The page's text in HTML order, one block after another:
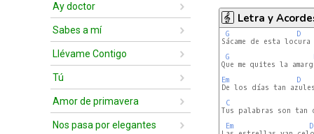
Ay doctor
Sabes a mí
Llévame Contigo
Tú
Amor de primavera
Nos pasa por elegantes
Letra y
G D
Sácame de esta
G
Que me quites la
Em
D
De los días tan azules
C
Tus palabras son tan
Em
D